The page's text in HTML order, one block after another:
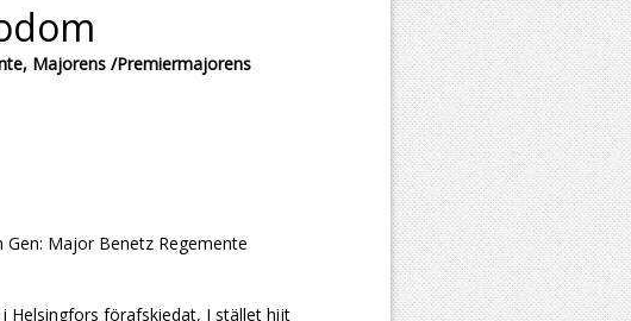
Majorens /Premiermajorens
Major Benetz Regemente
Helsingfors förafskiedat, I stället hijt